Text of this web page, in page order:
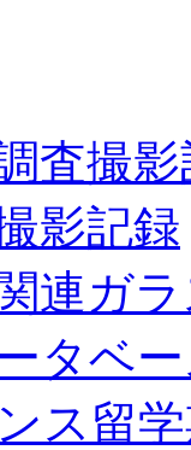
査撮
影記録
連ガ
タベ
ス留